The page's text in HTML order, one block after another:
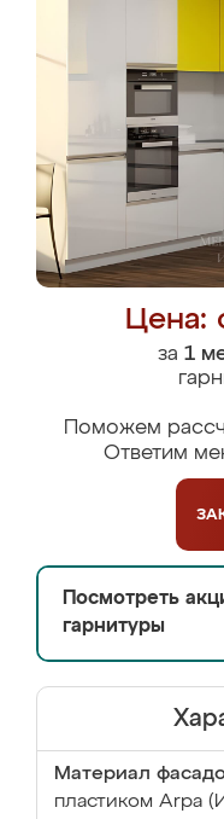
Цена:
за 1
Поможем
Ответим
Посмотреть
гарнитуры
Материал
пластиком Arpa